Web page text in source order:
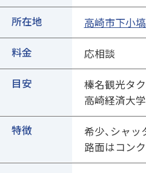
所在地 高崎市下小
料金 応相談
目安
榛名観光タ
高崎経済大
特徴
希少、シャッ
路面はコン
①ご契約中の駐車場の詳